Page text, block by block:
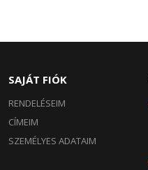
SAJÁT FIÓK
RENDELÉSEIM
CÍMEIM
SZEMÉLYES ADATAIM